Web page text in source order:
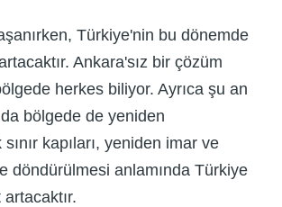
Türkiye'nin bu dönemde
Ankara'sız bir çözüm
herkes biliyor. Ayrıca şu an
bölgede de yeniden
kapıları, yeniden imar ve
döndürülmesi anlamında Türkiye